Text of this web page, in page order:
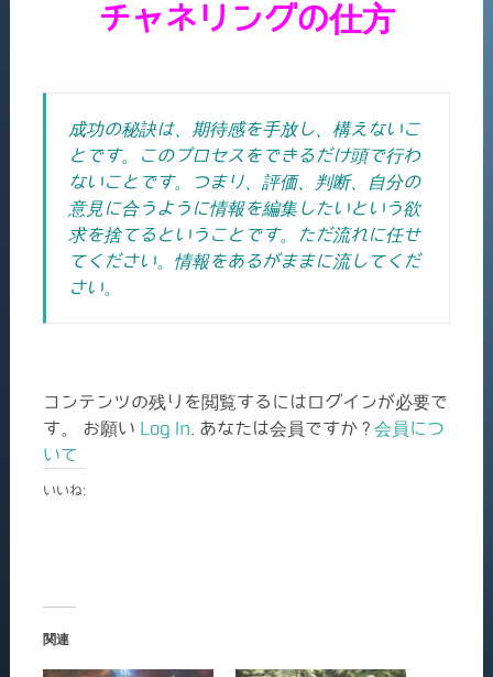
チャネリングの仕方
成功の秘訣は、期待感を手放し、構えないこ
とです。このプロセスをできるだけ頭で行わ
ないことです。つまり、評価、判断、自分の
意見に合うように情報を編集したいという欲
求を捨てるということです。ただ流れに任せ
てください。情報をあるがままに流してくだ
さい。
コンテンツの残りを閲覧するにはログインが必要で
す。 お願い Log In . あなたは会員ですか ? 会員につ
いて
いいね:
関連